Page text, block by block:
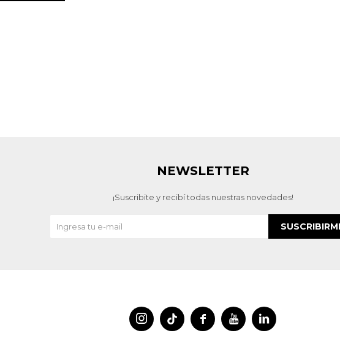
 
 
NEWSLETTER
¡Suscribite y recibí todas nuestras novedades!